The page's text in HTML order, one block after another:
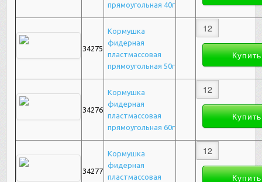
прямоугольная 40г
34275
Кормушка
фидерная
пластмассовая
прямоугольная 50г
34276
Кормушка
фидерная
пластмассовая
прямоугольная 60г
34277
Кормушка
фидерная
пластмассовая